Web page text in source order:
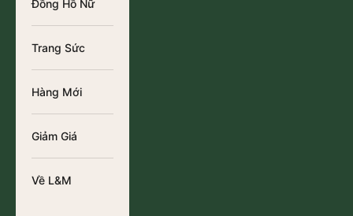
Đồng Hồ Nữ
Trang Sức
Hàng Mới
Giảm Giá
Về L&M